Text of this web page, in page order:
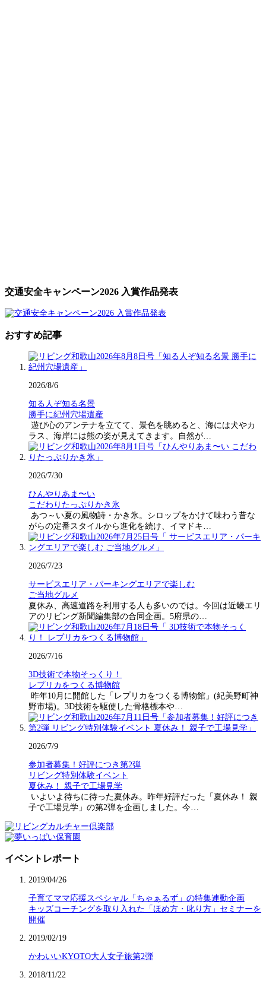
交通安全キャンペーン2026 入賞作品発表
おすすめ記事
2026/8/6
知る人ぞ知る名景
勝手に紀州穴場遺産
遊び心のアンテナを立てて、景色を眺めると、海には犬やカ
ラス、海岸には熊の姿が見えてきます。自然が…
2026/7/30
ひんやりあま〜い
こだわりたっぷりかき氷
あつ～い夏の風物詩・かき氷。シロップをかけて味わう昔な
がらの定番スタイルから進化を続け、イマドキ…
2026/7/23
サービスエリア・パーキングエリアで楽しむ
ご当地グルメ
夏休み、高速道路を利用する人も多いのでは。今回は近畿エリ
アのリビング新聞編集部の合同企画。5府県の…
2026/7/16
3D技術で本物そっくり！
レプリカをつくる博物館
昨年10月に開館した「レプリカをつくる博物館」(紀美野町神
野市場)。3D技術を駆使した骨格標本や…
2026/7/9
参加者募集！好評につき第2弾
リビング特別体験イベント
夏休み！ 親子で工場見学
いよいよ待ちに待った夏休み。昨年好評だった「夏休み！ 親
子で工場見学」の第2弾を企画しました。今…
イベントレポート
2019/04/26
子育てママ応援スペシャル「ちゃぁるず」の特集連動企画
キッズコーチングを取り入れた「ほめ方・叱り方」セミナーを
開催
2019/02/19
かわいいKYOTO大人女子旅第2弾
2018/11/22